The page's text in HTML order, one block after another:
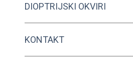
DIOPTRIJSKI OKVIRI
KONTAKT